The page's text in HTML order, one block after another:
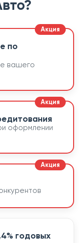
по
вашего
оформлении
годовых